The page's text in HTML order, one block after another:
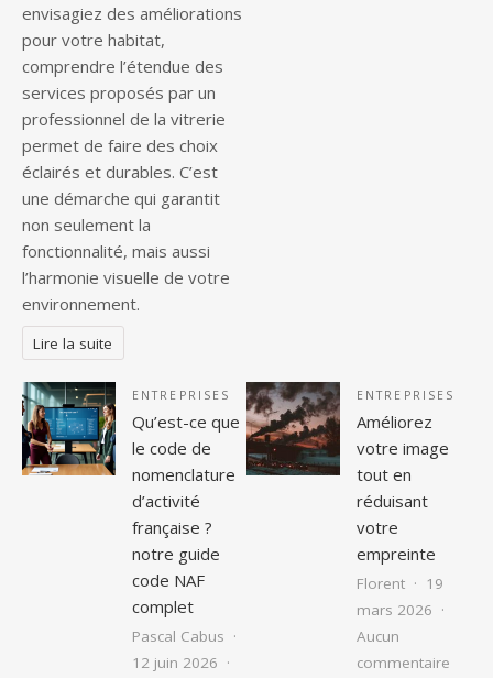
envisagiez des améliorations
pour votre habitat,
comprendre l’étendue des
services proposés par un
professionnel de la vitrerie
permet de faire des choix
éclairés et durables. C’est
une démarche qui garantit
non seulement la
fonctionnalité, mais aussi
l’harmonie visuelle de votre
environnement.
Lire la suite
ENTREPRISES
Qu’est-ce que
le code de
nomenclature
d’activité
française ?
notre guide
code NAF
complet
Pascal Cabus
12 juin 2026
ENTREPRISES
Améliorez
votre image
tout en
réduisant
votre
empreinte
Florent
19
mars 2026
Aucun
commentaire